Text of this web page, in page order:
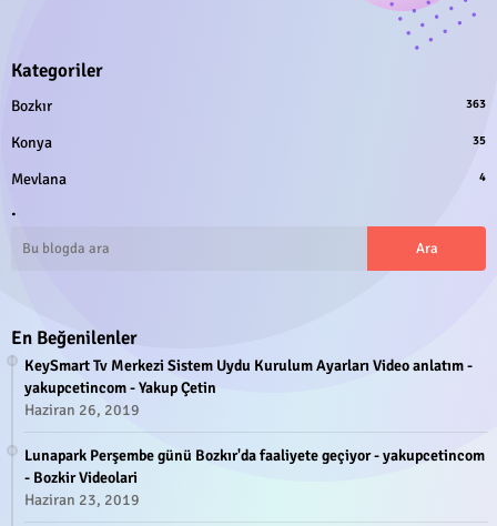
Kategoriler
Bozkır 363
Konya 35
Mevlana 4
.
En Beğenilenler
KeySmart Tv Merkezi Sistem Uydu Kurulum Ayarları Video anlatım -
yakupcetincom - Yakup Çetin
Haziran 26, 2019
Lunapark Perşembe günü Bozkır'da faaliyete geçiyor - yakupcetincom
- Bozkir Videolari
Haziran 23, 2019